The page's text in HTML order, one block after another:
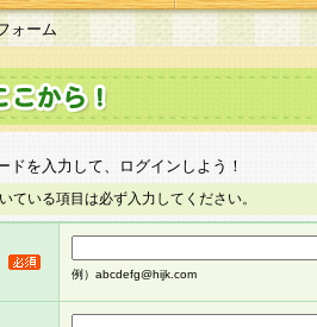
ォーム
ドを入力して、ログインしよう！
ている項目は必ず入力してください。
例）abcdefg@hijk.com